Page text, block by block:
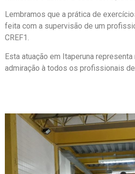
Lembramos que a prática de
feita com a supervisão de um
CREF1.
Esta atuação em Itaperuna
admiração à todos os profissionais de